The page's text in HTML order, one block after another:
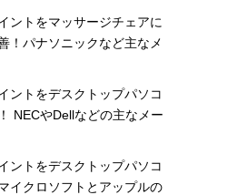
ントをマッサージチェアに
！パナソニックなど主なメ
ントをデスクトップパソコ
NECやDellなどの主なメー
ントをデスクトップパソコ
イクロソフトとアップルの